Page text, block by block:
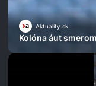
Aktuality.sk
Kolóna áut